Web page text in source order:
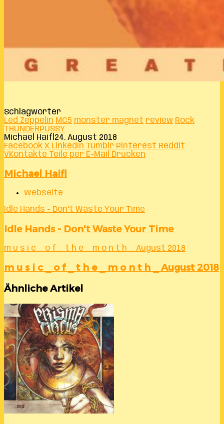
Schlagwörter
Led Zeppelin MC5 monster magnet review Rock
THUNDERPUSSY
Michael Haifl 24. August 2018
Facebook X LinkedIn Tumblr Pinterest Reddit
VKontakte Teile per E-Mail Drucken
Michael Haifl
Webseite
Idle Hands - Don't Waste Your Time
Idle Hands - Don't Waste Your Time
m u s i c _ o f _ t h e _ m o n t h _ August 2018
m u s i c _ o f _ t h e _ m o n t h _ August 2018
Ähnliche Artikel